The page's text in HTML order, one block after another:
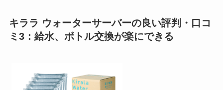
キララ ウォーターサーバーの良い評判・口コ
ミ3： 給水、ボトル交換が楽にできる